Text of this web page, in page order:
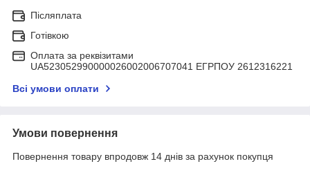
Післяплата
Готівкою
Оплата за реквізитами
UA523052990000026002006707041 ЕГРПОУ 2612316221
Всі умови оплати
Умови повернення
Повернення товару впродовж 14 днів за рахунок покупця